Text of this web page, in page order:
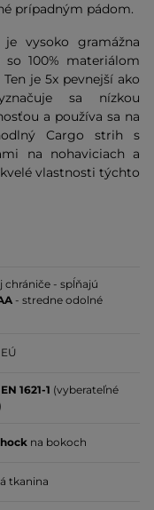
prípadným pádom.
je vysoko gramážna
100% materiálom
je 5x pevnejší ako
sa nízkou
a používa sa na
Cargo strih s
na nohaviciach a
vlastnosti týchto
chrániče - spĺňajú
- stredne odolné
EN 1621-1 (vyberateľné
na bokoch
tkanina